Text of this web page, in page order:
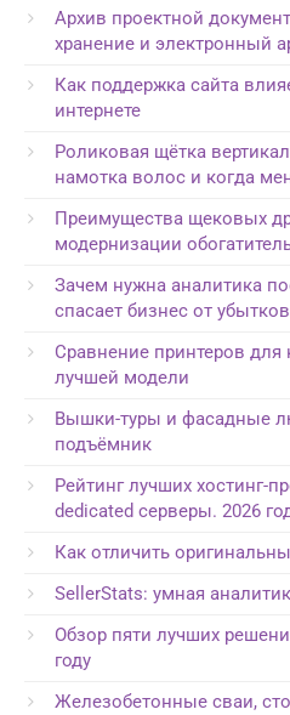
Архив проектной
хранение и электронный
Как поддержка сайта
интернете
Роликовая щётка
намотка волос и когда
Преимущества щековых
модернизации
Зачем нужна аналитика
спасает бизнес от убытков
Сравнение принтеров
лучшей модели
Вышки-туры и фасадные
подъёмник
Рейтинг лучших хостинг-
dedicated серверы. 2026
Как отличить
SellerStats: умная
Обзор пяти лучших
году
Железобетонные сваи,